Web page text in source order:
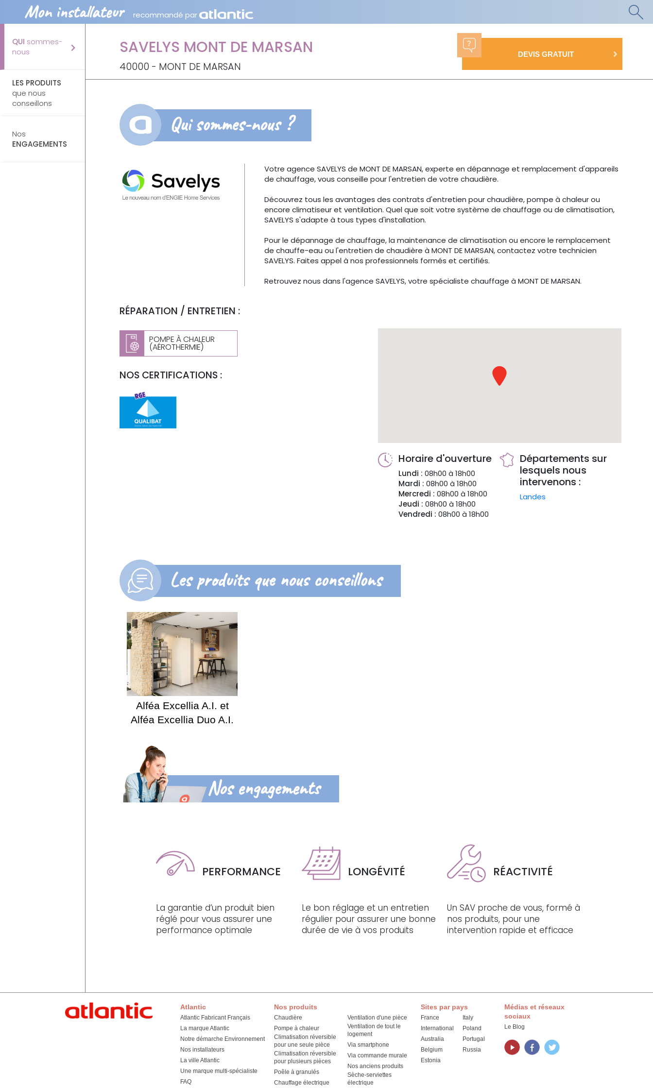
Mon installateur recommandé par
QUI sommes-
nous
LES PRODUITS
que nous
conseillons
Nos
ENGAGEMENTS
SAVELYS MONT DE MARSAN
40000 - MONT DE MARSAN
DEVIS GRATUIT
Qui sommes-nous ?
Votre agence SAVELYS de MONT DE MARSAN, experte en dépannage et remplacement d'appareils
de chauffage, vous conseille pour l'entretien de votre chaudière.
Découvrez tous les avantages des contrats d'entretien pour chaudière, pompe à chaleur ou
encore climatiseur et ventilation. Quel que soit votre système de chauffage ou de climatisation,
SAVELYS s'adapte à tous types d'installation.
Pour le dépannage de chauffage, la maintenance de climatisation ou encore le remplacement
de chauffe-eau ou l'entretien de chaudière à MONT DE MARSAN, contactez votre technicien
SAVELYS. Faites appel à nos professionnels formés et certifiés.
Retrouvez nous dans l'agence SAVELYS, votre spécialiste chauffage à MONT DE MARSAN.
RÉPARATION / ENTRETIEN :
POMPE À CHALEUR
(AÉROTHERMIE)
NOS CERTIFICATIONS :
Horaire d'ouverture
Lundi : 08h00 à 18h00
Mardi : 08h00 à 18h00
Mercredi : 08h00 à 18h00
Jeudi : 08h00 à 18h00
Vendredi : 08h00 à 18h00
Départements sur
lesquels nous
intervenons :
Landes
Les produits que nous conseillons
Alféa Excellia A.I. et
Alféa Excellia Duo A.I.
Nos engagements
PERFORMANCE
La garantie d’un produit bien
réglé pour vous assurer une
performance optimale
LONGÉVITÉ
Le bon réglage et un entretien
régulier pour assurer une bonne
durée de vie à vos produits
RÉACTIVITÉ
Un SAV proche de vous, formé à
nos produits, pour une
intervention rapide et efficace
Atlantic
Atlantic Fabricant Français
La marque Atlantic
Notre démarche Environnement
Nos installateurs
La ville Atlantic
Une marque multi-spécialiste
FAQ
Nos produits
Chaudière
Pompe à chaleur
Climatisation réversible
pour une seule pièce
Climatisation réversible
pour plusieurs pièces
Poêle à granulés
Chauffage électrique
Ventilation d'une pièce
Ventilation de tout le
logement
Via smartphone
Via commande murale
Nos anciens produits
Sèche-serviettes
électrique
Sites par pays
France
International
Australia
Belgium
Estonia
Italy
Poland
Portugal
Russia
Médias et réseaux
sociaux
Le Blog